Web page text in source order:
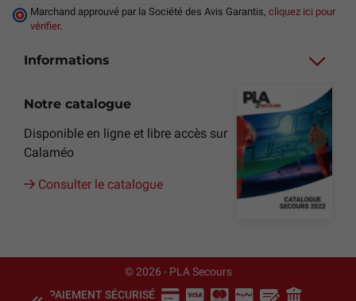
Marchand approuvé par la Société des Avis Garantis, cliquez ici pour
vérifier.
Informations
Notre catalogue
Disponible en ligne et libre accès sur
Calaméo
Consulter le catalogue
© 2026 - PLA Secours
PAIEMENT SÉCURISÉ